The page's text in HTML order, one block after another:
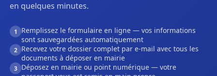
en quelques minutes.
1
Remplissez le formulaire en ligne — vos informations
sont sauvegardées automatiquement
2 Recevez votre dossier complet par e-mail avec tous les
documents à déposer en mairie
3 Déposez en mairie ou point numérique — votre